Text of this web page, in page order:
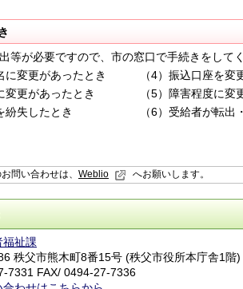
等が必要ですので、市の窓口で手続きをしてく
に変更があったとき （4）振込口座を変更
変更があったとき （5）障害程度に変更
を紛失したとき （6）受給者が転出・
問い合わせは、 Weblio へお願いします。
福祉課
秩父市熊木町8番15号 (秩父市役所本庁舎1階)
7331 FAX/ 0494-27-7336